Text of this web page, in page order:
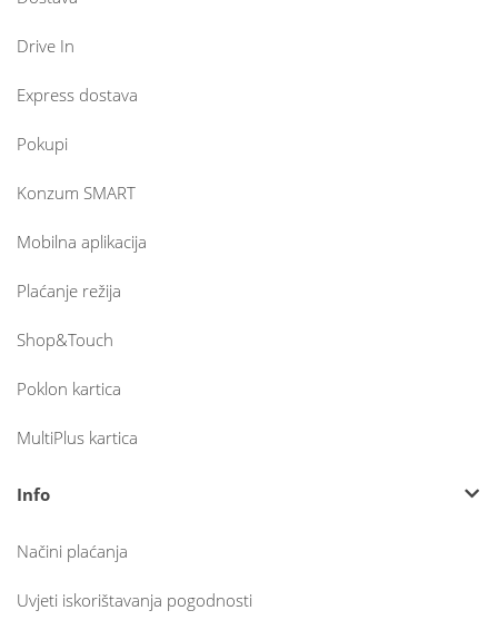
Drive In
Express dostava
Pokupi
Konzum SMART
Mobilna aplikacija
Plaćanje režija
Shop&Touch
Poklon kartica
MultiPlus kartica
Info
Načini plaćanja
Uvjeti iskorištavanja pogodnosti